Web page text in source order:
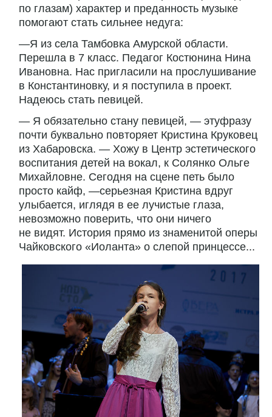
по глазам) характер и преданность музыке
помогают стать сильнее недуга:
—Я из села Тамбовка Амурской области.
Перешла в 7 класс. Педагог Костюнина Нина
Ивановна. Нас пригласили на прослушивание
в Константиновку, и я поступила в проект.
Надеюсь стать певицей.
— Я обязательно стану певицей, — этуфразу
почти буквально повторяет Кристина Круковец
из Хабаровска. — Хожу в Центр эстетического
воспитания детей на вокал, к Солянко Ольге
Михайловне. Сегодня на сцене петь было
просто кайф, —серьезная Кристина вдруг
улыбается, иглядя в ее лучистые глаза,
невозможно поверить, что они ничего
не видят. История прямо из знаменитой оперы
Чайковского «Иоланта» о слепой принцессе...